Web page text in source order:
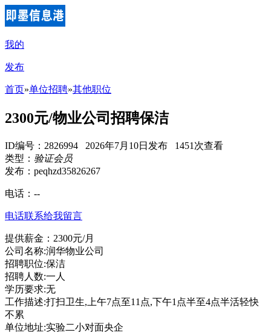
我的
发布
首页»单位招聘»其他职位
2300元/物业公司招聘保洁
ID编号：2826994 2026年7月10日发布 1451次查看
类型： 验证会员
发布：peqhzd35826267
电话： --
电话联系给我留言
提供薪金：2300元/月
公司名称:润华物业公司
招聘职位:保洁
招聘人数:一人
学历要求:无
工作描述:打扫卫生,上午7点至11点,下午1点半至4点半活轻快
不累
单位地址:实验二小对面央企